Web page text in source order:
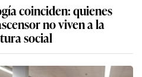
coinciden: quienes
no viven a la
social